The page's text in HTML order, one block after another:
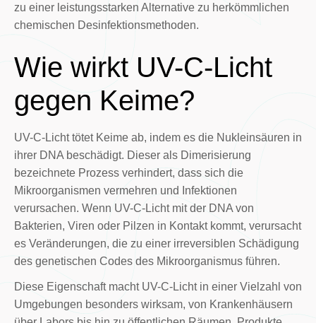
zu einer leistungsstarken Alternative zu herkömmlichen
chemischen Desinfektionsmethoden.
Wie wirkt UV-C-Licht
gegen Keime?
UV-C-Licht tötet Keime ab, indem es die Nukleinsäuren in
ihrer DNA beschädigt. Dieser als Dimerisierung
bezeichnete Prozess verhindert, dass sich die
Mikroorganismen vermehren und Infektionen
verursachen. Wenn UV-C-Licht mit der DNA von
Bakterien, Viren oder Pilzen in Kontakt kommt, verursacht
es Veränderungen, die zu einer irreversiblen Schädigung
des genetischen Codes des Mikroorganismus führen.
Diese Eigenschaft macht UV-C-Licht in einer Vielzahl von
Umgebungen besonders wirksam, von Krankenhäusern